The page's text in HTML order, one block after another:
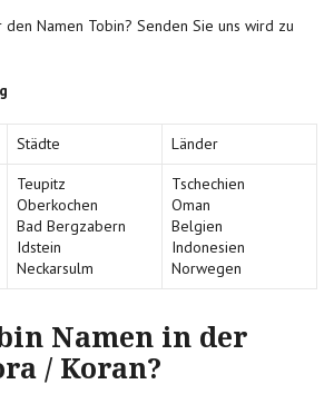
Namen Tobin? Senden Sie uns wird zu
Städte
Länder
Teupitz
Oberkochen
Bad Bergzabern
Idstein
Neckarsulm
Tschechien
Oman
Belgien
Indonesien
Norwegen
Namen in der
/ Koran?